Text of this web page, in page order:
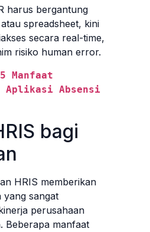
harus bergantung
spreadsheet, kini
secara real-time,
risiko human error.
5 Manfaat
Aplikasi Absensi
bagi
HRIS memberikan
yang sangat
perusahaan
Beberapa manfaat